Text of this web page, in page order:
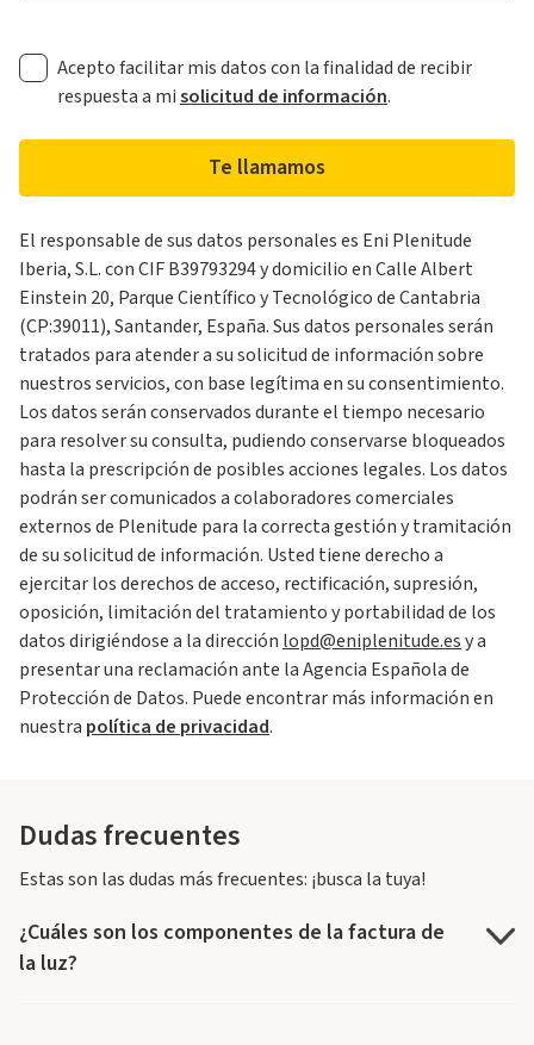
Acepto facilitar mis datos con la finalidad de recibir
respuesta a misolicitud de información.
Te llamamos
El responsable de sus datos personales es Eni Plenitude
Iberia, S.L. con CIF B39793294 y domicilio en Calle Albert
Einstein 20, Parque Científico y Tecnológico de Cantabria
(CP:39011), Santander, España. Sus datos personales serán
tratados para atender a su solicitud de información sobre
nuestros servicios, con base legítima en su consentimiento.
Los datos serán conservados durante el tiempo necesario
para resolver su consulta, pudiendo conservarse bloqueados
hasta la prescripción de posibles acciones legales. Los datos
podrán ser comunicados a colaboradores comerciales
externos de Plenitude para la correcta gestión y tramitación
de su solicitud de información. Usted tiene derecho a
ejercitar los derechos de acceso, rectificación, supresión,
oposición, limitación del tratamiento y portabilidad de los
datos dirigiéndose a la dirección lopd@eniplenitude.esy a
presentar una reclamación ante la Agencia Española de
Protección de Datos. Puede encontrar más información en
nuestra política de privacidad.
Dudas frecuentes
Estas son las dudas más frecuentes: ¡busca la tuya!
¿Cuáles son los componentes de la factura de
la luz?